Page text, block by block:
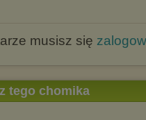
musisz się
tego chomika